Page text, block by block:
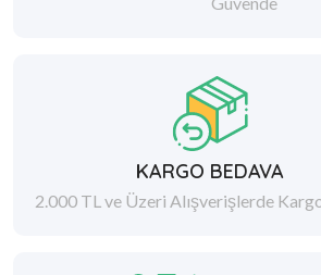
KARGO BEDAVA
2.000 TL ve Üzeri Alışverişlerde